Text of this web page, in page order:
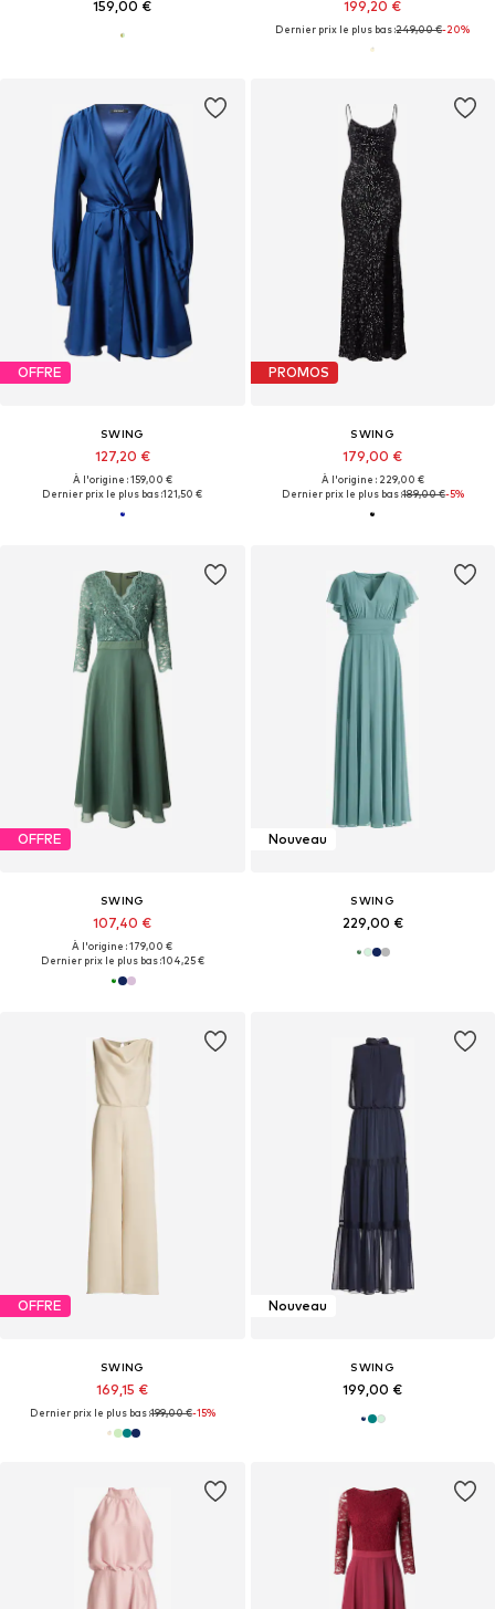
159,00 € 199,20 €
Dernier prix le plus bas :249,00 €-20%
OFFRE
SWING
127,20 €
À l'origine : 159,00 €
Dernier prix le plus bas :121,50 €
PROMOS
SWING
179,00 €
À l'origine : 229,00 €
Dernier prix le plus bas :189,00 €-5%
OFFRE
SWING
107,40 €
À l'origine : 179,00 €
Dernier prix le plus bas :104,25 €
Nouveau
SWING
229,00 €
OFFRE
SWING
169,15 €
Dernier prix le plus bas :199,00 €-15%
Nouveau
SWING
199,00 €